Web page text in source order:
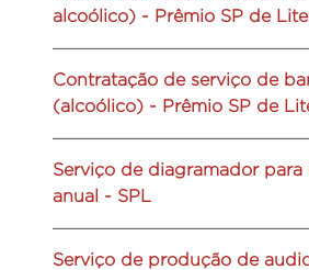
alcoólico) - Prêmio SP de
Contratação de serviço de
(alcoólico) - Prêmio SP de
Serviço de diagramador para
anual - SPL
Serviço de produção de